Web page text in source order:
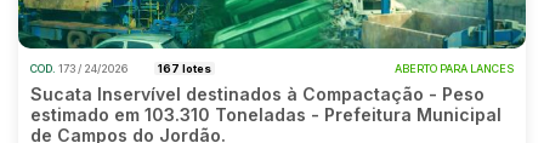
COD. 173 / 24/2026 167 lotes ABERTO PARA LANCES
Sucata Inservível destinados à Compactação - Peso
estimado em 103.310 Toneladas - Prefeitura Municipal
de Campos do Jordão.